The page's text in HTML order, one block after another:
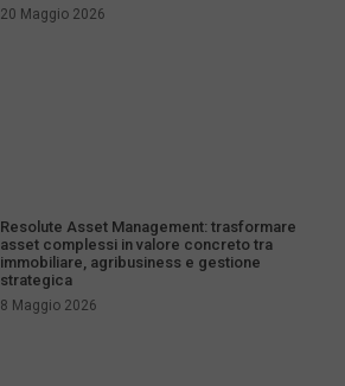
20 Maggio 2026
Resolute Asset Management: trasformare
asset complessi in valore concreto tra
immobiliare, agribusiness e gestione
strategica
8 Maggio 2026